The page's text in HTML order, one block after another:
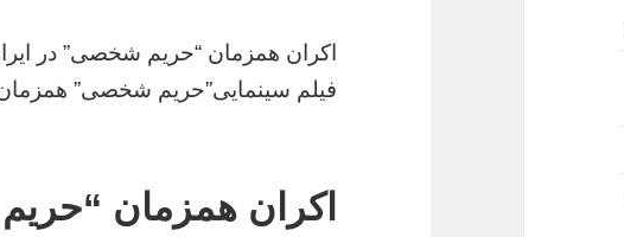
اکران همزمان “حریم شخصی” در
فیلم سینمایی”حریم شخصی”
اکران همزمان